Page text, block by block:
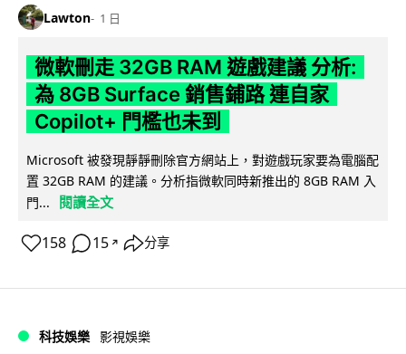
Lawton 1 日
微軟刪走 32GB RAM 遊戲建議 分析:
為 8GB Surface 銷售鋪路 連自家
Copilot+ 門檻也未到
Microsoft 被發現靜靜刪除官方網站上，對遊戲玩家要為電腦配
置 32GB RAM 的建議。分析指微軟同時新推出的 8GB RAM 入
門...
閱讀全文
158 15 ↗ 分享
科技娛樂 影視娛樂